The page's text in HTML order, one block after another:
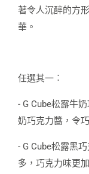
著令人沉醉的方
華。
任選其一︰
- G Cube松露牛
奶巧克力醬，令
- G Cube松露黑
多，巧克力味更